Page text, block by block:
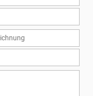
der
CU